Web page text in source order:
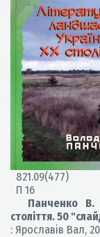
821.09(477)
П 16
Панченко В.
століття. 50
: Ярославів Вал,